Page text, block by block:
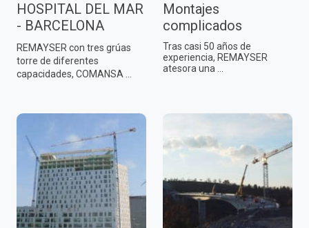
HOSPITAL DEL MAR
- BARCELONA
REMAYSER con tres grúas
torre de diferentes
capacidades, COMANSA ...
Montajes
complicados
Tras casi 50 años de
experiencia, REMAYSER
atesora una ...